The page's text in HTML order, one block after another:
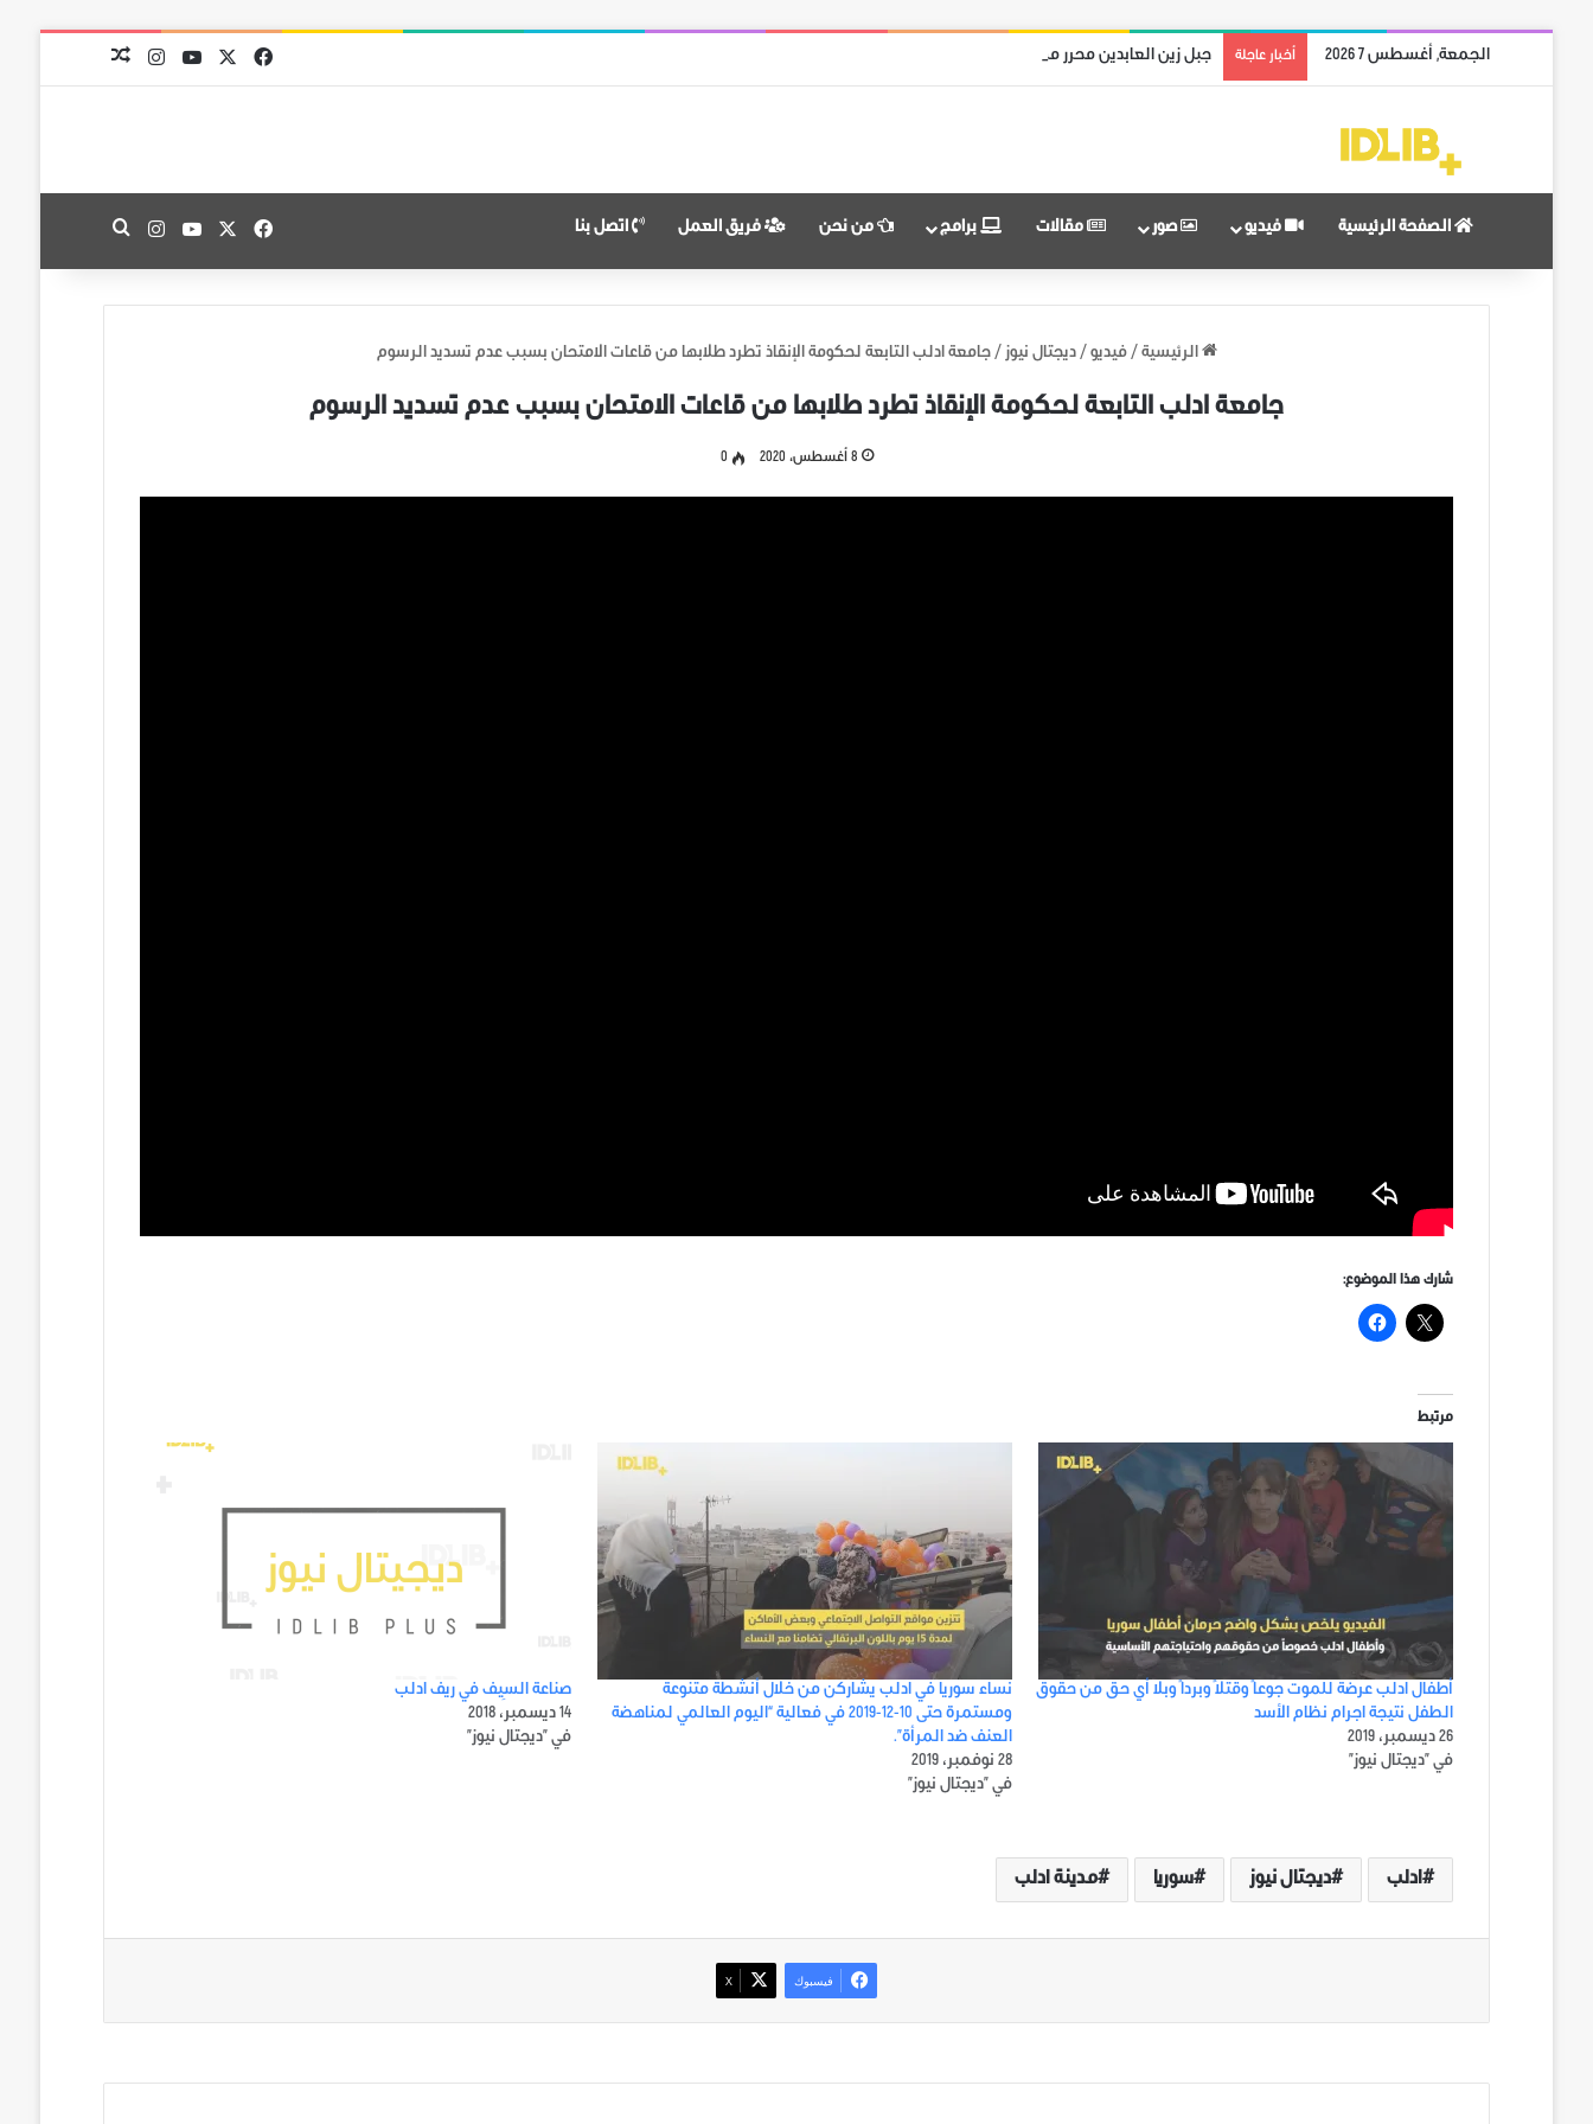
الجمعة, أغسطس 7 2026 أخبار عاجلة جبل زين العابدين محرر من قوات النظام وميليشياته فيسبوك
‫X
‫YouTubeانستقراممقال عشوائي
الصفحة الرئيسية فيديو صور مقالات برامج من نحن فريق العمل اتصل بنا فيسبوك
‫X
‫YouTubeانستقرامبحث عن
الرئيسية / فيديو / ديجتال نيوز / جامعة ادلب التابعة لحكومة الإنقاذ تطرد طلابها من قاعات الامتحان بسبب عدم تسديد الرسوم
جامعة ادلب التابعة لحكومة الإنقاذ تطرد طلابها من قاعات الامتحان بسبب عدم تسديد الرسوم
8 أغسطس، 2020 0
شارك هذا الموضوع:
مرتبط
أطفال ادلب عرضة للموت جوعاً وقتلاً وبرداً وبلا أي حق من حقوق
الطفل نتيجة اجرام نظام الأسد
26 ديسمبر، 2019
في "ديجتال نيوز"
نساء سوريا في ادلب يشاركن من خلال أنشطة متنوعة
ومستمرة حتى 10-12-2019 في فعالية “اليوم العالمي لمناهضة
العنف ضد المرأة”.
28 نوفمبر، 2019
في "ديجتال نيوز"
صناعة السِيف في ريف ادلب
14 ديسمبر، 2018
في "ديجتال نيوز"
ادلب ديجتال نيوز سوريا مدينة ادلب
فيسبوك ‫X